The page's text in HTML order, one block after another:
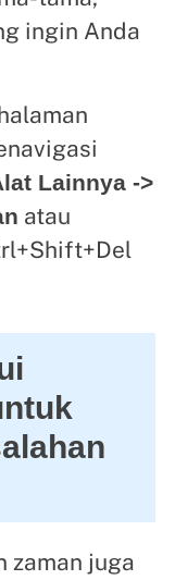
ingin Anda
Lainnya ->
atau
zaman juga